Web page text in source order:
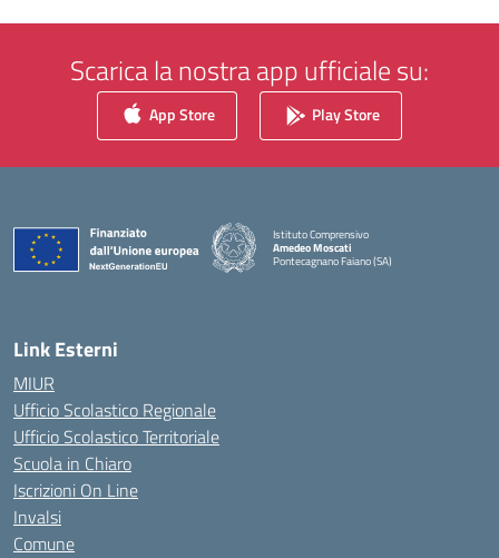
Scarica la nostra app ufficiale su:
App Store Play Store
Istituto Comprensivo
Amedeo Moscati
Pontecagnano Faiano (SA)
— Visita la pagina iniziale della scuola
Link Esterni
MIUR
Ufficio Scolastico Regionale
Ufficio Scolastico Territoriale
Scuola in Chiaro
Iscrizioni On Line
Invalsi
Comune